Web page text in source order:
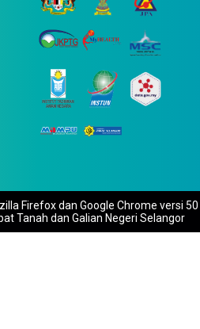
Firefox dan Google Chrome versi
Tanah dan Galian Negeri Selangor